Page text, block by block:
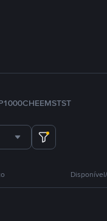
1000CHEEMSTST